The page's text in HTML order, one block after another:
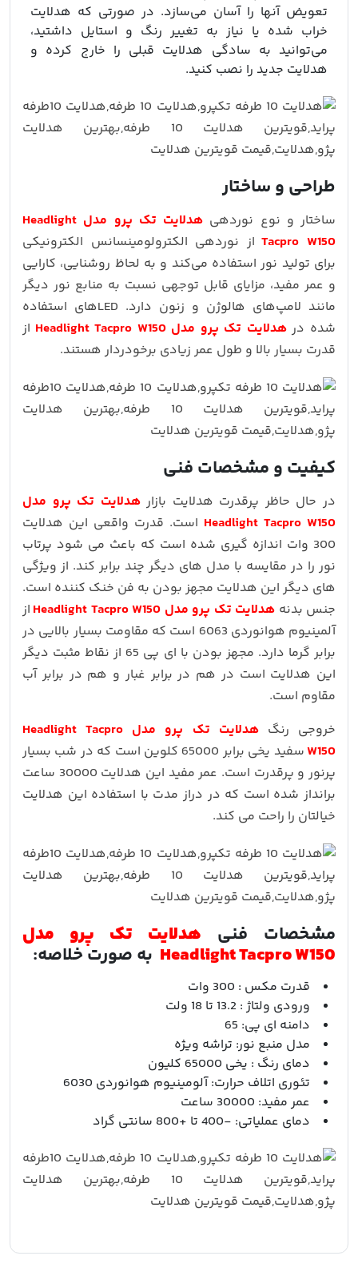
تعویض آنها را آسان می‌سازد. در صورتی که هدلایت
خراب شده یا نیاز به تغییر رنگ و استایل داشتید،
می‌توانید به سادگی هدلایت قبلی را خارج کرده و
هدلایت جدید را نصب کنید.
طراحی و ساختار
ساختار و نوع نوردهی
هدلایت تک پرو مدل Headlight
Tacpro W150 از نوردهی الکترولومینسانس الکترونیکی
برای تولید نور استفاده می‌کند و به لحاظ روشنایی، کارایی
و عمر مفید، مزایای قابل توجهی نسبت به منابع نور دیگر
مانند لامپ‌های هالوژن و زنون دارد. LEDهای استفاده
شده درهدلایت تک پرو مدل Headlight Tacpro W150
از
قدرت بسیار بالا و طول عمر زیادی برخودردار هستند.
کیفیت و مشخصات فنی
در حال حاظر پرقدرت هدلایت بازارهدلایت تک پرو مدل
Headlight Tacpro W150 است. قدرت واقعی این هدلایت
300 وات اندازه گیری شده است که باعث می شود پرتاب
نور را در مقایسه با مدل های دیگر چند برابر کند. از ویژگی
های دیگر این هدلایت مجهز بودن به فن خنک کننده است.
جنس بدنه هدلایت تک پرو مدل Headlight Tacpro W150
از
آلمینیوم هوانوردی 6063 است که مقاومت بسیار بالایی در
برابر گرما دارد. مجهز بودن با ای پی 65 از نقاط مثبت دیگر
این هدلایت است در هم در برابر غبار و هم در برابر آب
مقاوم است.
خروجی رنگ
هدلایت تک پرو مدل Headlight Tacpro
W150
سفید یخی برابر 65000 کلوین است که در شب بسیار
پرنور و پرقدرت است. عمر مفید این هدلایت 30000 ساعت
برانداز شده است که در دراز مدت با استفاده این هدلایت
خیالتان را راحت می کند.
مشخصات فنی هدلایت تک پرو مدل
Headlight Tacpro W150 به صورت خلاصه:
قدرت مکس : 300 وات
ورودی ولتاژ : 13.2 تا 18 ولت
دامنه ای پی: 65
مدل منبع نور: تراشه ویژه
دمای رنگ : یخی 65000 کلیون
تئوری اتلاف حرارت: آلومینیوم هوانوردی 6030
عمر مفید: 30000 ساعت
دمای عملیاتی: -400 تا +800 سانتی گراد